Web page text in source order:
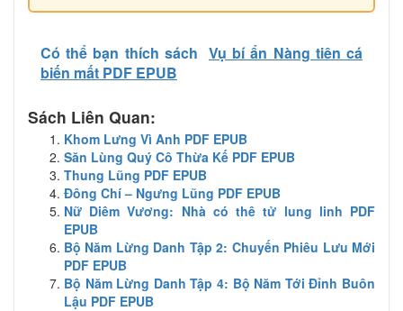
Có thể bạn thích sách Vụ bí ẩn Nàng tiên cá
biến mất PDF EPUB
Sách Liên Quan:
Khom Lưng Vì Anh PDF EPUB
Săn Lùng Quý Cô Thừa Kế PDF EPUB
Thung Lũng PDF EPUB
Đông Chí – Ngưng Lũng PDF EPUB
Nữ Diêm Vương: Nhà có thê tử lung linh PDF
EPUB
Bộ Năm Lừng Danh Tập 2: Chuyến Phiêu Lưu Mới
PDF EPUB
Bộ Năm Lừng Danh Tập 4: Bộ Năm Tới Đỉnh Buôn
Lậu PDF EPUB